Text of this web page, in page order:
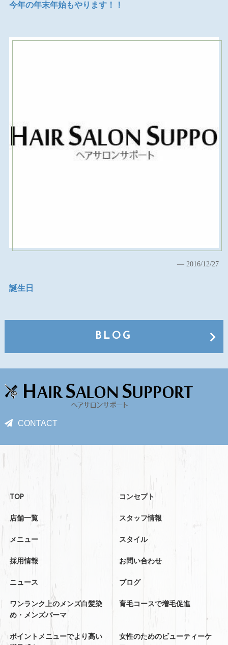
今年の年末年始もやります！！
2016/12/27
誕生日
BLOG
CONTACT
TOP コンセプト
店舗一覧 スタッフ情報
メニュー スタイル
採用情報 お問い合わせ
ニュース ブログ
ワンランク上のメンズ白髪染
め・メンズパーマ
育毛コースで増毛促進
ポイントメニューでより高い
女性のためのビューティーケ